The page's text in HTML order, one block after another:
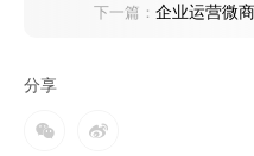
分享
下一篇： 企业运营微